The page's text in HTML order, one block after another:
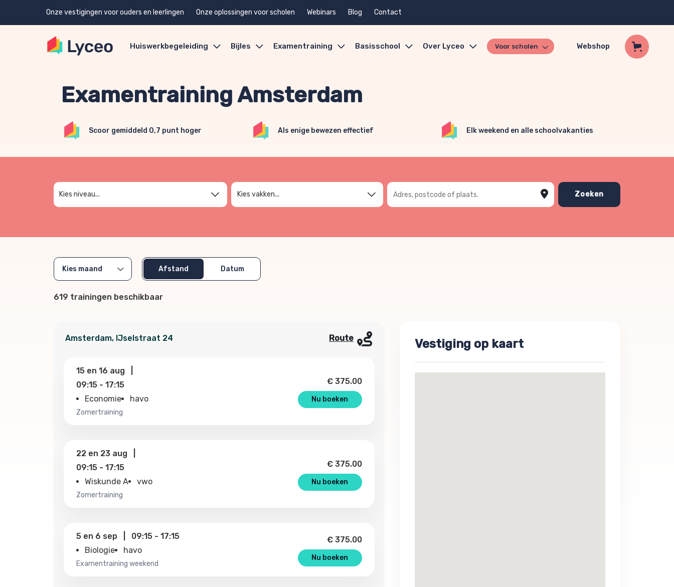
Onze vestigingen voor ouders en leerlingen Onze oplossingen voor scholen Webinars Blog Contact
Huiswerkbegeleiding Bijles Examentraining Basisschool Over Lyceo Voor scholen Webshop
Examentraining Amsterdam
Scoor gemiddeld 0,7 punt hoger Als enige bewezen effectief Elk weekend en alle schoolvakanties
Kies niveau
Kies vakken...
Adres, postcode of plaats
Zoeken
Afstand Datum
619 trainingen beschikbaar
Amsterdam, IJselstraat 24 Route
15 en 16 aug
09:15 - 17:15
Economie
havo
zomertraining
€ 375.00
Nu boeken
22 en 23 aug
09:15 - 17:15
Wiskunde A
vwo
zomertraining
€ 375.00
Nu boeken
5 en 6 sep 09:15 - 17:15
Biologie
havo
examentraining weekend
€ 375.00
Nu boeken
Vestiging op kaart